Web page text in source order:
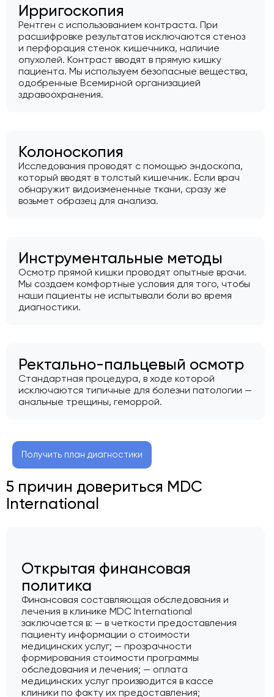
Ирригоскопия
Рентген с использованием контраста. При
расшифровке результатов исключаются стеноз
и перфорация стенок кишечника, наличие
опухолей. Контраст вводят в прямую кишку
пациента. Мы используем безопасные вещества,
одобренные Всемирной организацией
здравоохранения.
Колоноскопия
Исследования проводят с помощью эндоскопа,
который вводят в толстый кишечник. Если врач
обнаружит видоизмененные ткани, сразу же
возьмет образец для анализа.
Инструментальные методы
Осмотр прямой кишки проводят опытные врачи.
Мы создаем комфортные условия для того, чтобы
наши пациенты не испытывали боли во время
диагностики.
Ректально-пальцевый осмотр
Стандартная процедура, в ходе которой
исключаются типичные для болезни патологии —
анальные трещины, геморрой.
Получить план диагностики
5 причин довериться MDC
International
Открытая финансовая
политика
Финансовая составляющая обследования и
лечения в клинике MDC International
заключается в: — в четкости предоставления
пациенту информации о стоимости
медицинских услуг; — прозрачности
формирования стоимости программы
обследования и лечения; — оплата
медицинских услуг производится в кассе
клиники по факту их предоставления;